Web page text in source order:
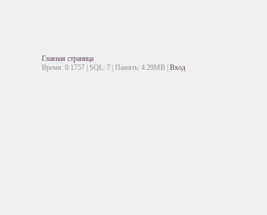
Главная страница
Время: 0.1757 | SQL: 7 | Память: 4.29MB Вход